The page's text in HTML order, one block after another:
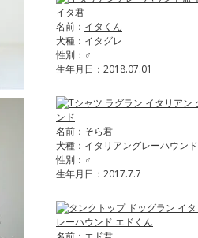
名前： イタくん
犬種：イタグレ
性別：♂
生年月日：2018.07.01
名前： そら君
犬種：イタリアングレーハウンド
性別：♂
生年月日：2017.7.7